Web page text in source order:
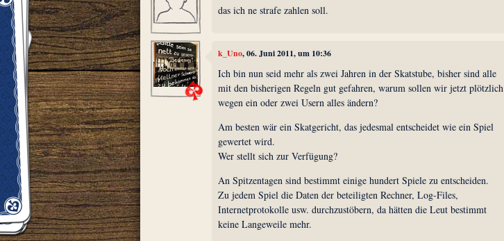
das ich ne strafe zahlen soll.
k_Uno, 06. Juni 2011, um 10:36
Ich bin nun seid mehr als zwei Jahren in der Skatstube, bisher sind alle
mit den bisherigen Regeln gut gefahren, warum sollen wir jetzt plötzlich
wegen ein oder zwei Usern alles ändern?
Am besten wär ein Skatgericht, das jedesmal entscheidet wie ein Spiel
gewertet wird.
Wer stellt sich zur Verfügung?
An Spitzentagen sind bestimmt einige hundert Spiele zu entscheiden.
Zu jedem Spiel die Daten der beteiligten Rechner, Log-Files,
Internetprotokolle usw. durchzustöbern, da hätten die Leut bestimmt
keine Langeweile mehr.